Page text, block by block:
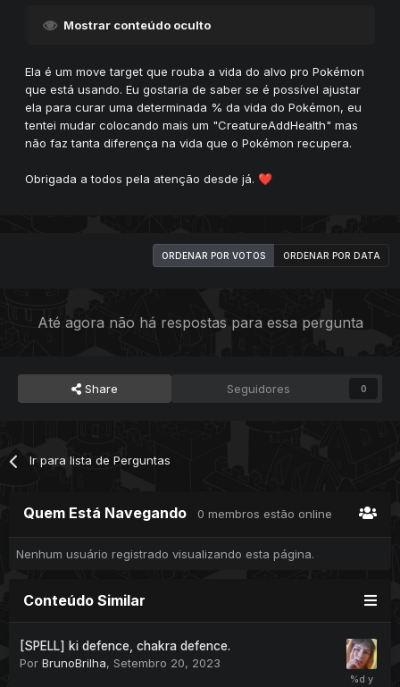
Mostrar conteúdo oculto
Ela é um move target que rouba a vida do alvo pro Pokémon
que está usando. Eu gostaria de saber se é possível ajustar
ela para curar uma determinada % da vida do Pokémon, eu
tentei mudar colocando mais um "CreatureAddHealth" mas
não faz tanta diferença na vida que o Pokémon recupera.
Obrigada a todos pela atenção desde já. ❤️
ORDENAR POR VOTOS ORDENAR POR DATA
Até agora não há respostas para essa pergunta
Share Seguidores 0
Ir para lista de Perguntas
Quem Está Navegando 0 membros estão online
Nenhum usuário registrado visualizando esta página.
Conteúdo Similar
[SPELL] ki defence, chakra defence.
Por BrunoBrilha, Setembro 20, 2023